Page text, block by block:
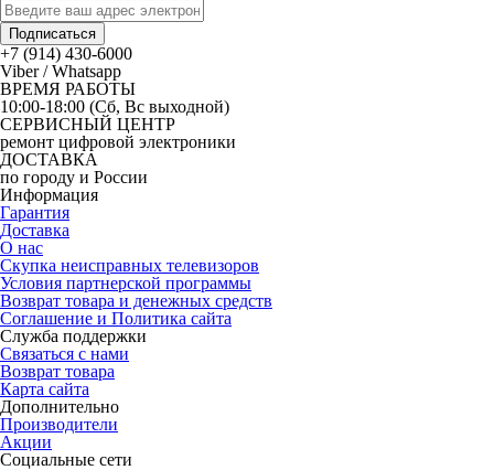
Подписаться
+7 (914) 430-6000
Viber / Whatsapp
ВРЕМЯ РАБОТЫ
10:00-18:00 (Сб, Вс выходной)
СЕРВИСНЫЙ ЦЕНТР
ремонт цифровой электроники
ДОСТАВКА
по городу и России
Информация
Гарантия
Доставка
О нас
Скупка неисправных телевизоров
Условия партнерской программы
Возврат товара и денежных средств
Соглашение и Политика сайта
Служба поддержки
Связаться с нами
Возврат товара
Карта сайта
Дополнительно
Производители
Акции
Социальные сети